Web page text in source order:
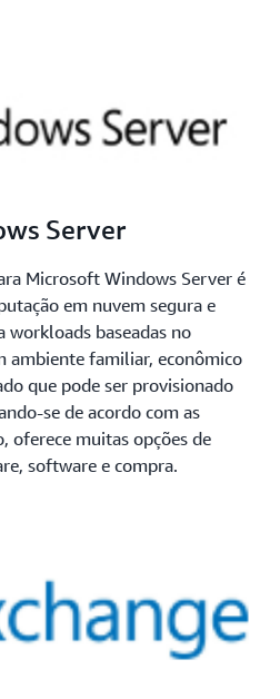
Server
Microsoft Windows Server é
em nuvem segura e
baseadas no
ambiente familiar, econômico
que pode ser provisionado
se de acordo com as
oferece muitas opções de
software e compra.